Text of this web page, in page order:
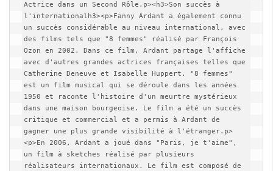
Actrice dans un Second Rôle.p><h3>Son succès à
l'internationalh3><p>Fanny Ardant a également connu
un succès considérable au niveau international, avec
des films tels que "8 femmes" réalisé par François
Ozon en 2002. Dans ce film, Ardant partage l'affiche
avec d'autres grandes actrices françaises telles que
Catherine Deneuve et Isabelle Huppert. "8 femmes"
est un film musical qui se déroule dans les années
1950 et raconte l'histoire d'un meurtre mystérieux
dans une maison bourgeoise. Le film a été un succès
critique et commercial et a permis à Ardant de
gagner une plus grande visibilité à l'étranger.p>
<p>En 2006, Ardant a joué dans "Paris, je t'aime",
un film à sketches réalisé par plusieurs
réalisateurs internationaux. Le film est composé de